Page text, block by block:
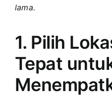
lama.
1. Pilih
Tepat